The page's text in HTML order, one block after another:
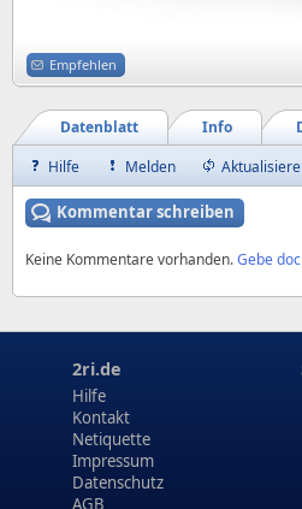
Empfehlen
Info
Datenblatt
Hilfe
Melden
Kommentar schreiben
Keine Kommentare vorhanden.Gebe
2ri.de
Hilfe
Kontakt
Netiquette
Impressum
Datenschutz
AGB